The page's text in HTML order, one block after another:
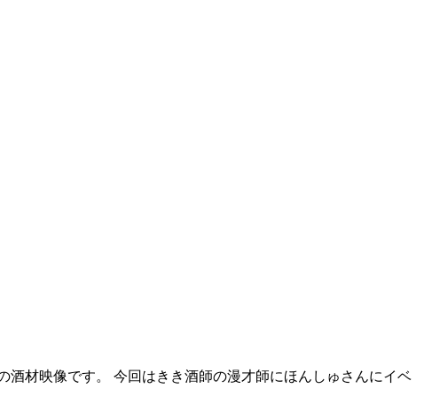
酒材映像です。 今回はきき酒師の漫才師にほんしゅさんにイベ